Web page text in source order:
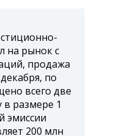
на рынок с
продажа
по
всего две
размере 1
эмиссии
200 млн